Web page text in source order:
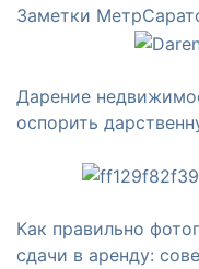
Заметки
Дарение
оспорить
Как правильно
сдачи в аренду: